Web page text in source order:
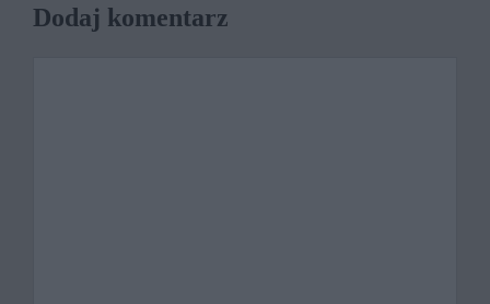
Dodaj komentarz